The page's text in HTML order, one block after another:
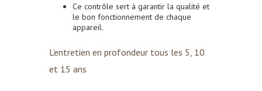
Ce contrôle sert à garantir la qualité et
le bon fonctionnement de chaque
appareil.
L’entretien en profondeur tous les 5, 10
et 15 ans